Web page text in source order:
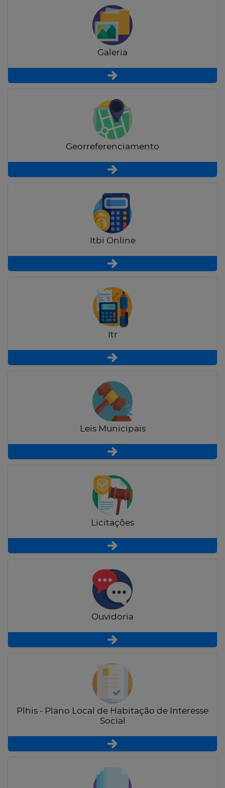
Galeria
Georreferenciamento
Itbi Online
Itr
Leis Municipais
Licitações
Ouvidoria
Plhis - Plano Local de Habitação de Interesse
Social